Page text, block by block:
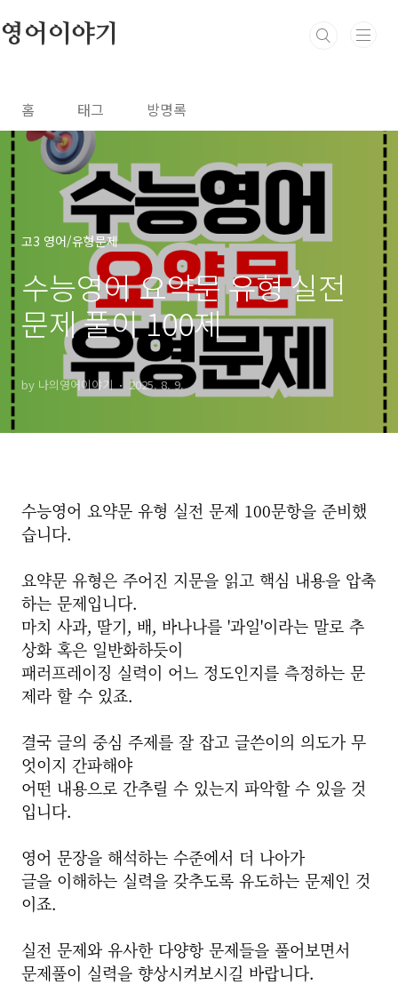
영어이야기
홈 태그 방명록
고3 영어/유형문제
수능영어 요약문 유형 실전
문제 풀이 100제
by 나의영어이야기 2025. 8. 9.
수능영어 요약문 유형 실전 문제 100문항을 준비했
습니다.
요약문 유형은 주어진 지문을 읽고 핵심 내용을 압축
하는 문제입니다.
마치 사과, 딸기, 배, 바나나를 '과일'이라는 말로 추
상화 혹은 일반화하듯이
패러프레이징 실력이 어느 정도인지를 측정하는 문
제라 할 수 있죠.
결국 글의 중심 주제를 잘 잡고 글쓴이의 의도가 무
엇이지 간파해야
어떤 내용으로 간추릴 수 있는지 파악할 수 있을 것
입니다.
영어 문장을 해석하는 수준에서 더 나아가
글을 이해하는 실력을 갖추도록 유도하는 문제인 것
이죠.
실전 문제와 유사한 다양항 문제들을 풀어보면서
문제풀이 실력을 향상시켜보시길 바랍니다.